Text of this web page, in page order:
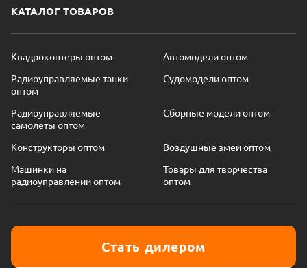
КАТАЛОГ ТОВАРОВ
Квадрокоптеры оптом
Автомодели оптом
Радиоуправляемые танки
оптом
Судомодели оптом
Радиоуправляемые
самолеты оптом
Сборные модели оптом
Конструкторы оптом
Воздушные змеи оптом
Машинки на
радиоуправлении оптом
Товары для творчества
оптом
Стать дилером